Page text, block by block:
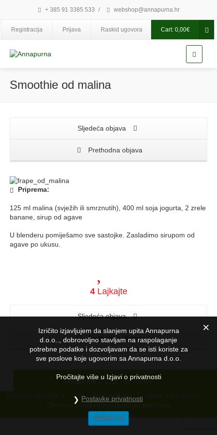
+ 385 91 3385 533 / webshop@annapurna.hr
Registracija Prijava Raskid ugovora Cart: 0,00€
Smoothie od malina
Sljedeća objava
Prethodna objava
Priprema:
125 ml malina (svježih ili smrznutih), 400 ml soja jogurta, 2 zrele
banane, sirup od agave
U blenderu pomiješamo sve sastojke. Zasladimo sirupom od
agave po ukusu.
4Lajkajte
Sljedeća objava
Prethodna objava
Annapurna© 2026 - bystudioP
Opći uvijeti korištenja
Obavijest o podnošenju prigovora potrošača
Izričito izjavljujem da slanjem upita Annapurna
d.o.o.., dobrovoljno stavljam na raspolaganje
potrebne podatke i dozvoljavam da se isti koriste za
sve poslove koje ugovorim sa Annapurna d.o.o.
Pročitajte više u Izjavi o privatnosti
Postavke privatnosti
Slažem se